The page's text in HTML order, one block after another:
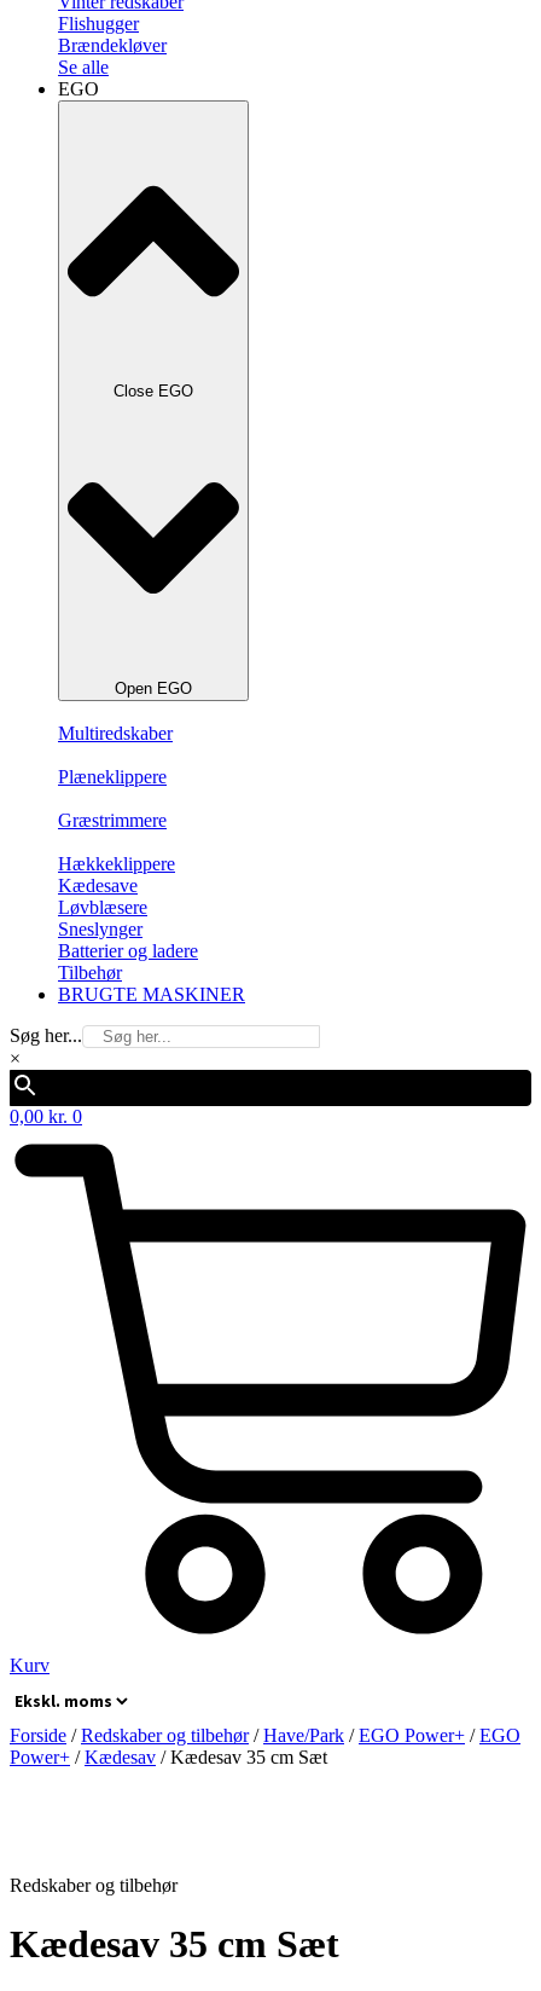
Flishugger
Brændekløver
Se alle
EGO
Close EGO
Open EGO
Multiredskaber
Plæneklippere
Græstrimmere
Hækkeklippere
Kædesave
Løvblæsere
Sneslynger
Batterier og ladere
Tilbehør
BRUGTE MASKINER
Søg her...
×
0,00 kr. 0
Kurv
Forside /Redskaber og tilbehør/Have/Park /EGO Power+ /EGO
Power+ /Kædesav / Kædesav 35 cm Sæt
Redskaber og tilbehør
Kædesav 35 cm Sæt